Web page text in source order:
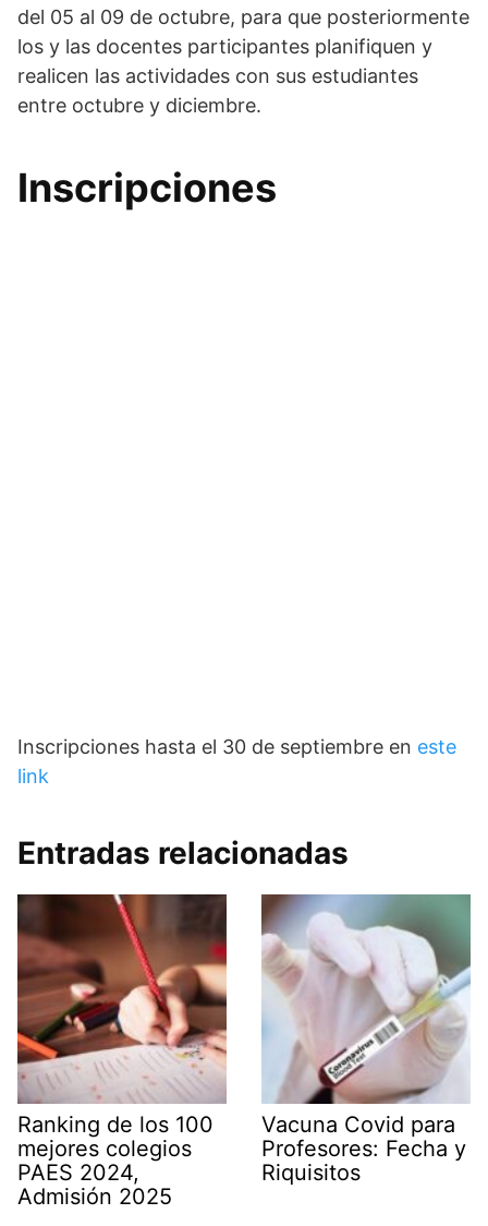
del 05 al 09 de octubre, para que posteriormente
los y las docentes participantes planifiquen y
realicen las actividades con sus estudiantes
entre octubre y diciembre.
Inscripciones
Inscripciones hasta el 30 de septiembre en este
link
Entradas relacionadas
Ranking de los 100
mejores colegios
PAES 2024,
Admisión 2025
Vacuna Covid para
Profesores: Fecha y
Riquisitos